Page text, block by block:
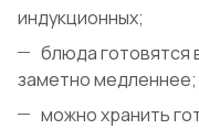
индукционных;
блюда готовятся
заметно медленнее;
можно хранить